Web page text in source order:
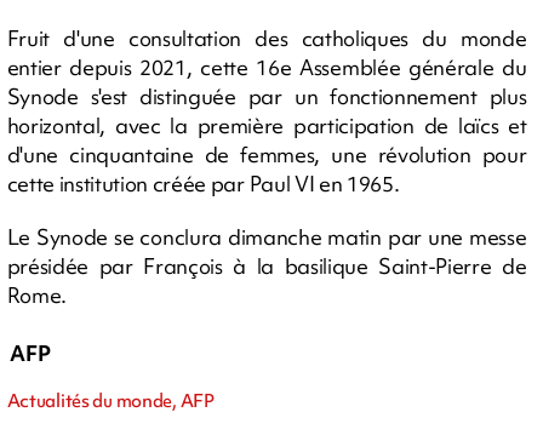
Fruit d'une consultation des catholiques du monde
entier depuis 2021, cette 16e Assemblée générale du
Synode s'est distinguée par un fonctionnement plus
horizontal, avec la première participation de laïcs et
d'une cinquantaine de femmes, une révolution pour
cette institution créée par Paul VI en 1965.
Le Synode se conclura dimanche matin par une messe
présidée par François à la basilique Saint-Pierre de
Rome.
AFP
Actualités du monde, AFP